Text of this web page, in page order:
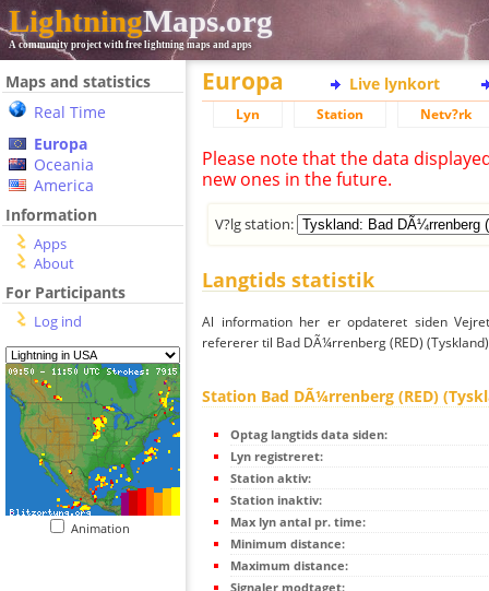
LightningMaps.org
A community project with free lightning maps and apps
Maps and statistics
Real Time
Europa
Oceania
America
Information
Apps
About
For Participants
Log ind
Animation
Europa Live lynkort
Lyn Station Netv?rk
Please note that the data
new ones in the future.
V?lg station:
Langtids statistik
Al information her er opdateret siden
refererer til Bad DÃ¼rrenberg (RED)
Station Bad DÃ¼rrenberg (RED)
Optag langtids data siden:
Lyn registreret:
Station aktiv:
Station inaktiv:
Max lyn antal pr. time:
Minimum distance:
Maximum distance:
Signaler modtaget: